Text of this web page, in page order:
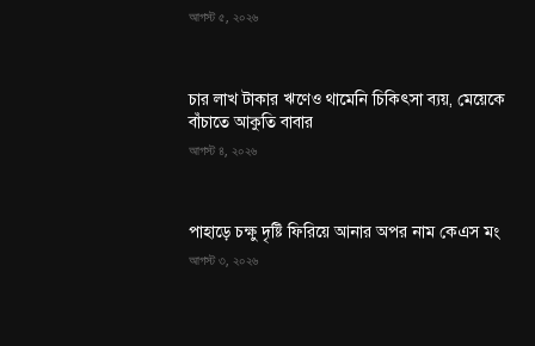
আগস্ট ৫, ২০২৬
চার লাখ টাকার ঋণেও থামেনি চিকিৎসা ব্যয়, মেয়েকে
বাঁচাতে আকুতি বাবার
আগস্ট ৪, ২০২৬
পাহাড়ে চক্ষু দৃষ্টি ফিরিয়ে আনার অপর নাম কেএস মং
আগস্ট ৩, ২০২৬